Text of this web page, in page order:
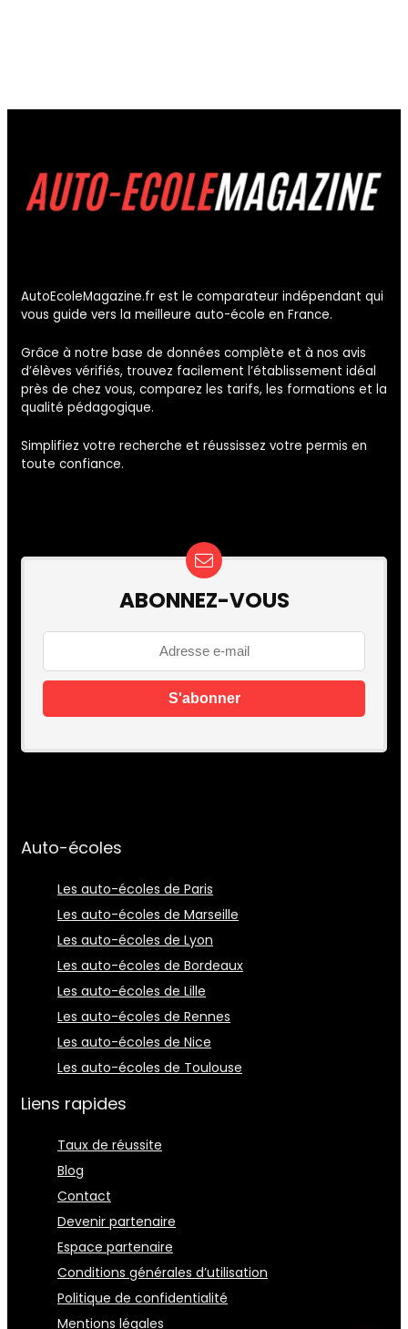
AutoEcoleMagazine.fr est le comparateur indépendant qui
vous guide vers la meilleure auto-école en France.
Grâce à notre base de données complète et à nos avis
d’élèves vérifiés, trouvez facilement l’établissement idéal
près de chez vous, comparez les tarifs, les formations et la
qualité pédagogique.
Simplifiez votre recherche et réussissez votre permis en
toute confiance.
ABONNEZ-VOUS
Auto-écoles
Les auto-écoles de Paris
Les auto-écoles de Marseille
Les auto-écoles de Lyon
Les auto-écoles de Bordeaux
Les auto-écoles de Lille
Les auto-écoles de Rennes
Les auto-écoles de Nice
Les auto-écoles de Toulouse
Liens rapides
Taux de réussite
Blog
Contact
Devenir partenaire
Espace partenaire
Conditions générales d’utilisation
Politique de confidentialité
Mentions légales